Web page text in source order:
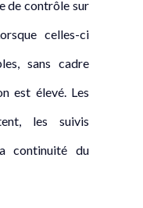
de contrôle sur
celles-ci
sans cadre
est élevé. Les
les suivis
continuité du